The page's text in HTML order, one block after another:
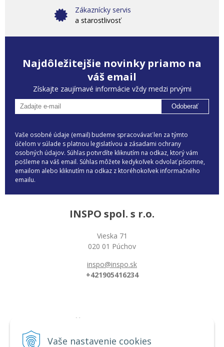
Vaše nastavenie cookies
Zákaznícky servis
a starostlivosť
Najdôležitejšie novinky priamo na
váš email
Získajte zaujímavé informácie vždy medzi prvými
Odoberať
Vaše osobné údaje (email) budeme spracovávať len za týmto
účelom v súlade s platnou legislatívou a zásadami ochrany
osobných údajov. Súhlas potvrdíte kliknutím na odkaz, ktorý vám
pošleme na váš email. Súhlas môžete kedykoľvek odvolať písomne,
emailom alebo kliknutím na odkaz z ktoréhokoľvek informačného
emailu.
INSPO spol. s r.o.
Vieska 71
020 01 Púchov
inspo@inspo.sk
+421905416234
Všetko o nákupe
Možnosti platby a doprava